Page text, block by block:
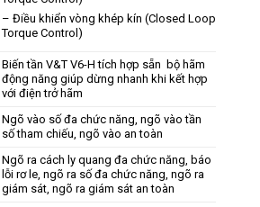
– Điều khiển vòng khép kín (Closed Loop
Torque Control)
Biến tần V&T V6-H tích hợp sẵn bộ hãm
động năng giúp dừng nhanh khi kết hợp
với điện trở hãm
Ngõ vào số đa chức năng, ngõ vào tần
số tham chiếu, ngõ vào an toàn
Ngõ ra cách ly quang đa chức năng, báo
lỗi rơ le, ngõ ra số đa chức năng, ngõ ra
giám sát, ngõ ra giám sát an toàn